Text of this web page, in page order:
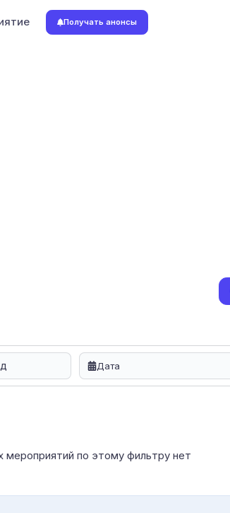
Получать анонсы
по этому фильтру нет